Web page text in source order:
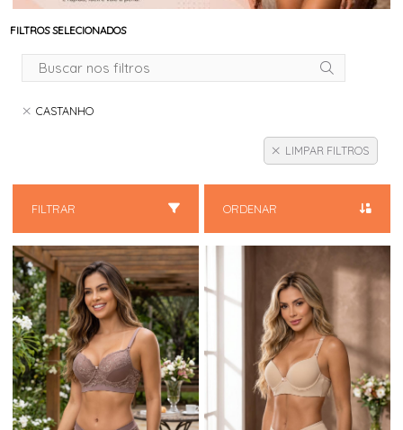
FILTROS SELECIONADOS
CASTANHO
LIMPAR FILTROS
FILTRAR ORDENAR